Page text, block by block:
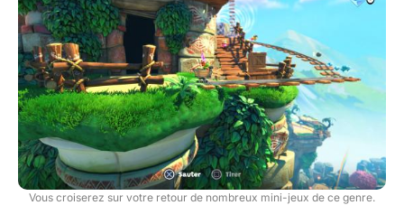
Vous croiserez sur votre retour de nombreux mini-jeux de ce genre.